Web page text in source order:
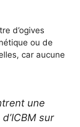
d’ogives
ou de
car aucune
une
sur